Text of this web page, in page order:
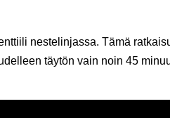
nestelinjassa. Tämä
täytön vain noin 45